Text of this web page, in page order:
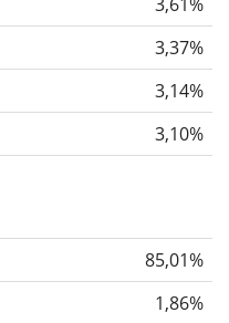
3,37%
3,14%
3,10%
85,01%
1,86%